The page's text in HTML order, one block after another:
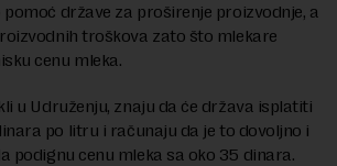
države za proširenje proizvodnje, a
troškova zato što mlekare
cenu mleka.
u Udruženju, znaju da će država isplatiti
po litru i računaju da je to dovoljno i
podignu cenu mleka sa oko 35 dinara.